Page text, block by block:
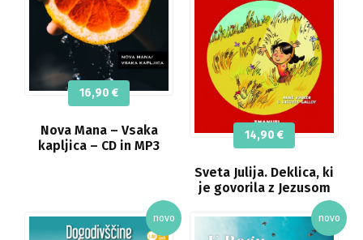
Nova Mana – Vsaka
kapljica – CD in MP3
16,90 €
Sveta Julija. Deklica, ki
je govorila z Jezusom
14,90 €